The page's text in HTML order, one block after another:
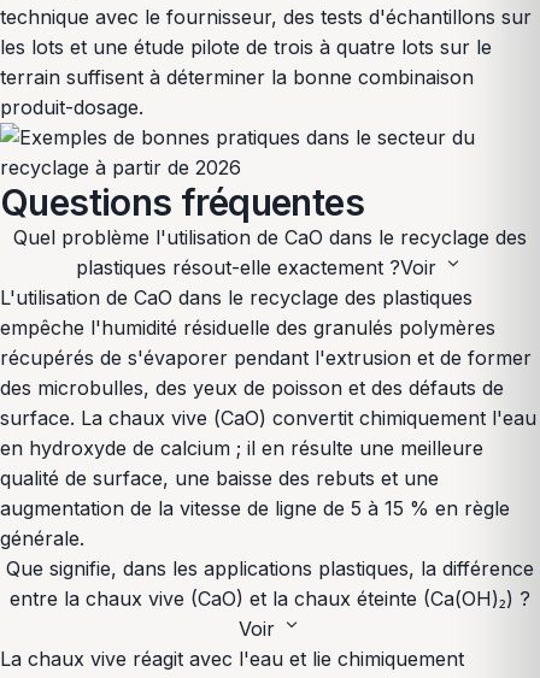
technique avec le fournisseur, des tests d'échantillons sur
les lots et une étude pilote de trois à quatre lots sur le
terrain suffisent à déterminer la bonne combinaison
produit-dosage.
Questions fréquentes
Quel problème l'utilisation de CaO dans le recyclage des
plastiques résout-elle exactement ?Voir expand_more
L'utilisation de CaO dans le recyclage des plastiques
empêche l'humidité résiduelle des granulés polymères
récupérés de s'évaporer pendant l'extrusion et de former
des microbulles, des yeux de poisson et des défauts de
surface. La chaux vive (CaO) convertit chimiquement l'eau
en hydroxyde de calcium ; il en résulte une meilleure
qualité de surface, une baisse des rebuts et une
augmentation de la vitesse de ligne de 5 à 15 % en règle
générale.
Que signifie, dans les applications plastiques, la différence
entre la chaux vive (CaO) et la chaux éteinte (Ca(OH)₂) ?
Voir expand_more
La chaux vive réagit avec l'eau et lie chimiquement